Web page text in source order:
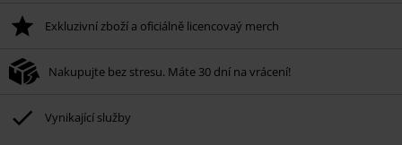
Exkluzivní zboží a oficiálně licencovaý merch
Nakupujte bez stresu. Máte 30 dní na vrácení!
Vynikající služby